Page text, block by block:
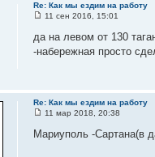
Re: Как мы ездим на работу
11 сен 2016, 15:01
да на левом от 130
-набережная просто
Re: Как мы ездим на работу
11 мар 2018, 20:38
Мариуполь -Сартана(в